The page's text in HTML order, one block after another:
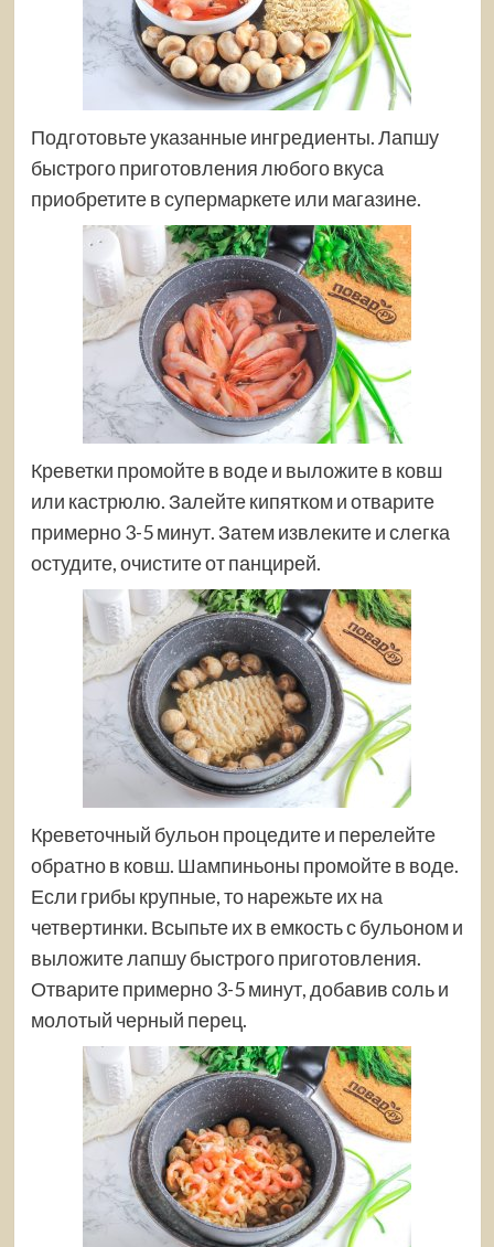
Подготовьте указанные ингредиенты. Лапшу
быстрого приготовления любого вкуса
приобретите в супермаркете или магазине.
Креветки промойте в воде и выложите в ковш
или кастрюлю. Залейте кипятком и отварите
примерно 3-5 минут. Затем извлеките и слегка
остудите, очистите от панцирей.
Креветочный бульон процедите и перелейте
обратно в ковш. Шампиньоны промойте в воде.
Если грибы крупные, то нарежьте их на
четвертинки. Всыпьте их в емкость с бульоном и
выложите лапшу быстрого приготовления.
Отварите примерно 3-5 минут, добавив соль и
молотый черный перец.